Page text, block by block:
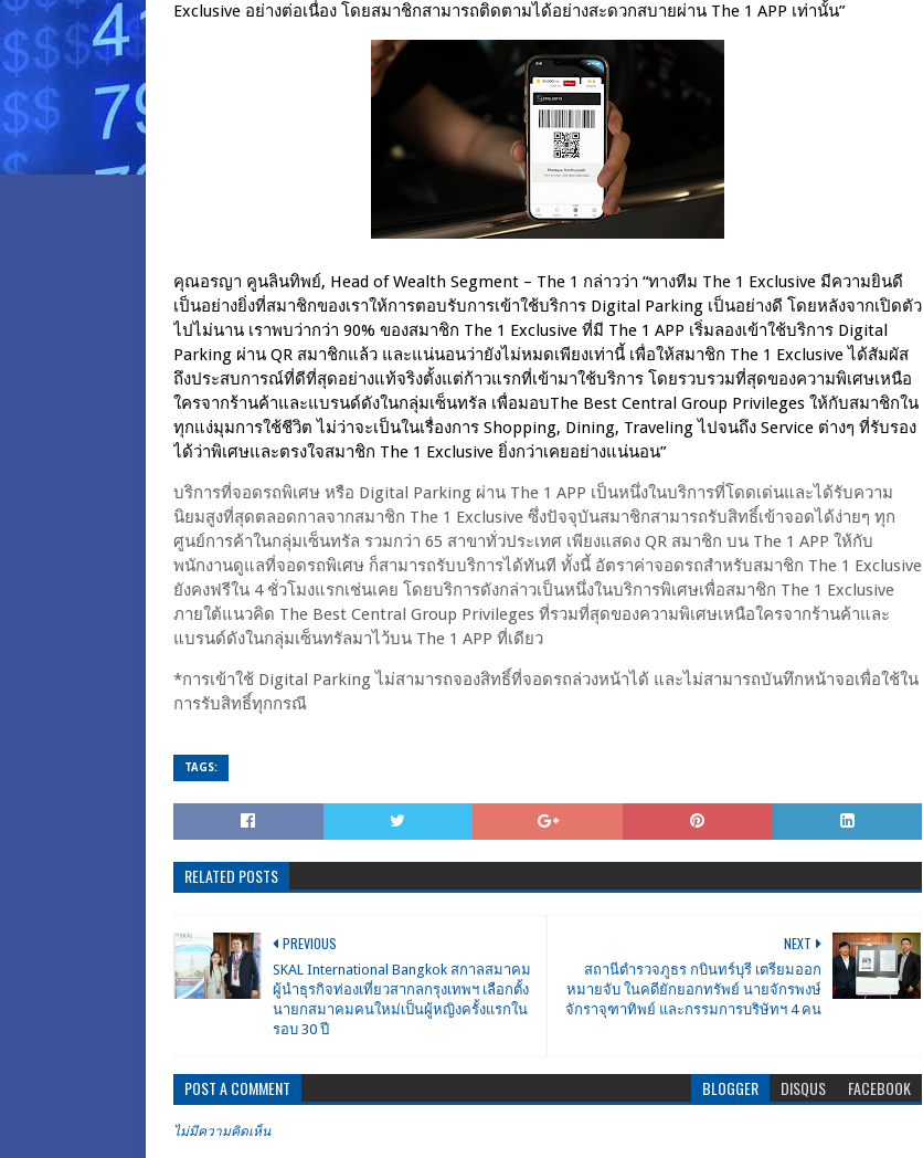
Exclusive อย่างต่อเนื่อง โดยสมาชิกสามารถติดตามได้อย่างสะดวกสบายผ่าน The 1 APP เท่านั้น”
คุณอรญา คูนลินทิพย์, Head of Wealth Segment – The 1 กล่าวว่า “ทางทีม The 1 Exclusive มีความยินดี
เป็นอย่างยิ่งที่สมาชิกของเราให้การตอบรับการเข้าใช้บริการ Digital Parking เป็นอย่างดี โดยหลังจากเปิดตัว
ไปไม่นาน เราพบว่ากว่า 90% ของสมาชิก The 1 Exclusive ที่มี The 1 APP เริ่มลองเข้าใช้บริการ Digital
Parking ผ่าน QR สมาชิกแล้ว และแน่นอนว่ายังไม่หมดเพียงเท่านี้ เพื่อให้สมาชิก The 1 Exclusive ได้สัมผัส
ถึงประสบการณ์ที่ดีที่สุดอย่างแท้จริงตั้งแต่ก้าวแรกที่เข้ามาใช้บริการ โดยรวบรวมที่สุดของความพิเศษเหนือ
ใครจากร้านค้าและแบรนด์ดังในกลุ่มเซ็นทรัล เพื่อมอบThe Best Central Group Privileges ให้กับสมาชิกใน
ทุกแง่มุมการใช้ชีวิต ไม่ว่าจะเป็นในเรื่องการ Shopping, Dining, Traveling ไปจนถึง Service ต่างๆ ที่รับรอง
ได้ว่าพิเศษและตรงใจสมาชิก The 1 Exclusive ยิ่งกว่าเคยอย่างแน่นอน”
บริการที่จอดรถพิเศษ หรือ Digital Parking ผ่าน The 1 APP เป็นหนึ่งในบริการที่โดดเด่นและได้รับความ
นิยมสูงที่สุดตลอดกาลจากสมาชิก The 1 Exclusive ซึ่งปัจจุบันสมาชิกสามารถรับสิทธิ์เข้าจอดได้ง่ายๆ ทุก
ศูนย์การค้าในกลุ่มเซ็นทรัล รวมกว่า 65 สาขาทั่วประเทศ เพียงแสดง QR สมาชิก บน The 1 APP ให้กับ
พนักงานดูแลที่จอดรถพิเศษ ก็สามารถรับบริการได้ทันที ทั้งนี้ อัตราค่าจอดรถสำหรับสมาชิก The 1 Exclusive
ยังคงฟรีใน 4 ชั่วโมงแรกเช่นเคย โดยบริการดังกล่าวเป็นหนึ่งในบริการพิเศษเพื่อสมาชิก The 1 Exclusive
ภายใต้แนวคิด The Best Central Group Privileges ที่รวมที่สุดของความพิเศษเหนือใครจากร้านค้าและ
แบรนด์ดังในกลุ่มเซ็นทรัลมาไว้บน The 1 APP ที่เดียว
*การเข้าใช้ Digital Parking ไม่สามารถจองสิทธิ์ที่จอดรถล่วงหน้าได้ และไม่สามารถบันทึกหน้าจอเพื่อใช้ใน
การรับสิทธิ์ทุกกรณี
TAGS:
RELATED POSTS
NEXT
สถานีตำรวจภูธร กบินทร์บุรี เตรียมออก
หมายจับ ในคดียักยอกทรัพย์ นายจักรพงษ์
จักราจุฑาทิพย์ และกรรมการบริษัทฯ 4 คน
PREVIOUS
SKAL International Bangkok สกาลสมาคม
ผู้นำธุรกิจท่องเที่ยวสากลกรุงเทพฯ เลือกตั้ง
นายกสมาคมคนใหม่เป็นผู้หญิงครั้งแรกใน
รอบ 30 ปี
POST A COMMENT BLOGGER DISQUS FACEBOOK
ไม่มีความคิดเห็น